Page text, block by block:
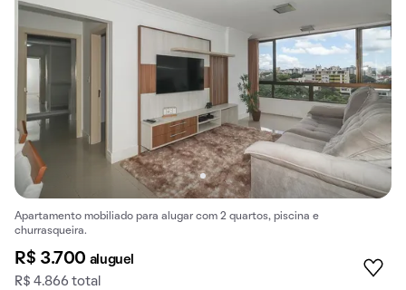
Apartamento mobiliado para alugar com 2 quartos, piscina e
churrasqueira.
R$ 3.700 aluguel
R$ 4.866 total